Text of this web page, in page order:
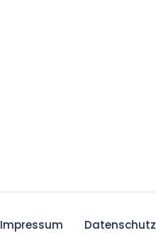
Impressum Datenschutz